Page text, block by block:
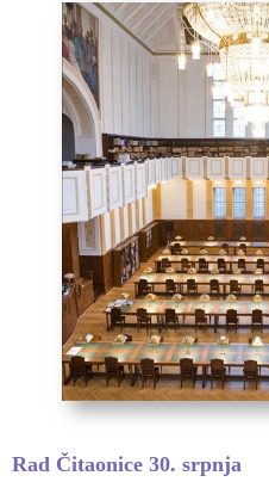
Rad Čitaonice 30. srpnja